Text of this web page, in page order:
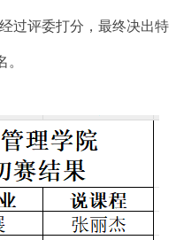
过评委打分，最终决出特
。